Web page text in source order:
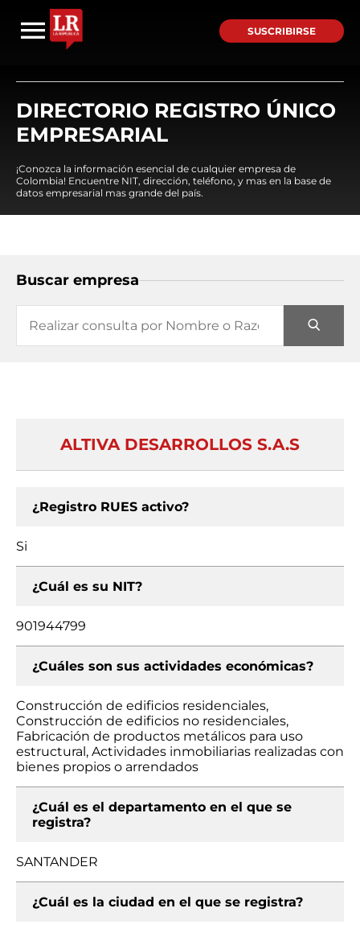
SUSCRIBIRSE
DIRECTORIO REGISTRO ÚNICO
EMPRESARIAL
¡Conozca la información esencial de cualquier empresa de
Colombia! Encuentre NIT, dirección, teléfono, y mas en la base de
datos empresarial mas grande del país.
Buscar empresa
ALTIVA DESARROLLOS S.A.S
¿Registro RUES activo?
Si
¿Cuál es su NIT?
901944799
¿Cuáles son sus actividades económicas?
Construcción de edificios residenciales,
Construcción de edificios no residenciales,
Fabricación de productos metálicos para uso
estructural, Actividades inmobiliarias realizadas con
bienes propios o arrendados
¿Cuál es el departamento en el que se
registra?
SANTANDER
¿Cuál es la ciudad en el que se registra?